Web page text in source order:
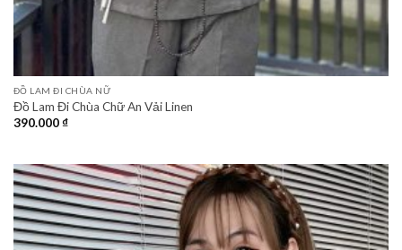
ĐỒ LAM ĐI CHÙA NỮ
Đồ Lam Đi Chùa Chữ An Vải Linen
390.000₫